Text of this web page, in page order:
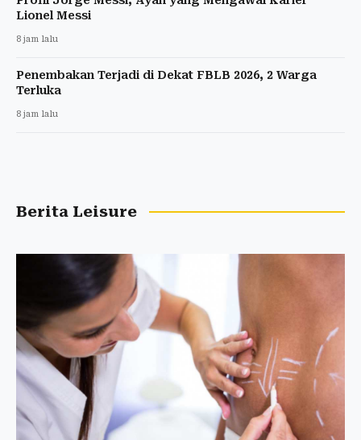
Lionel Messi
8 jam lalu
Penembakan Terjadi di Dekat FBLB 2026, 2 Warga
Terluka
8 jam lalu
Berita Leisure